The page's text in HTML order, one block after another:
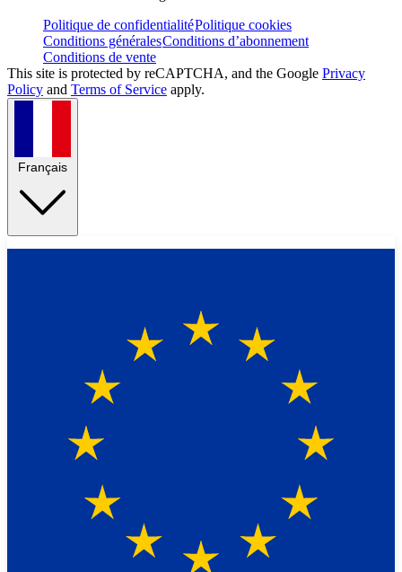
Politique de confidentialitéPolitique cookies
Conditions généralesConditions d’abonnement
Conditions de vente
This site is protected by reCAPTCHA, and the Google Privacy
Policy and Terms of Service apply.
Français